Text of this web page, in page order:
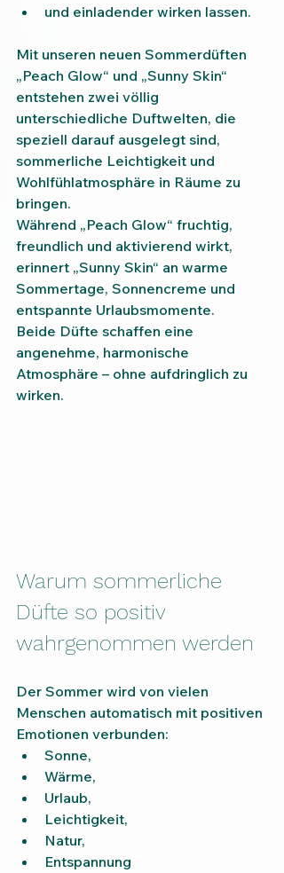
und einladender wirken lassen.
Mit unseren neuen Sommerdüften
„Peach Glow“ und „Sunny Skin“
entstehen zwei völlig
unterschiedliche Duftwelten, die
speziell darauf ausgelegt sind,
sommerliche Leichtigkeit und
Wohlfühlatmosphäre in Räume zu
bringen.
Während „Peach Glow“ fruchtig,
freundlich und aktivierend wirkt,
erinnert „Sunny Skin“ an warme
Sommertage, Sonnencreme und
entspannte Urlaubsmomente.
Beide Düfte schaffen eine
angenehme, harmonische
Atmosphäre – ohne aufdringlich zu
wirken.
Warum sommerliche
Düfte so positiv
wahrgenommen werden
Der Sommer wird von vielen
Menschen automatisch mit positiven
Emotionen verbunden:
Sonne,
Wärme,
Urlaub,
Leichtigkeit,
Natur,
Entspannung